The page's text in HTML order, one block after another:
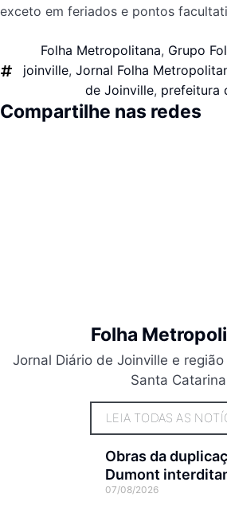
exceto em feriados e pontos
Folha Metropolitana, Grupo
joinville, Jornal Folha
de Joinville, prefeitura
Compartilhe nas redes
Folha
Jornal Diário de Joinville e
Santa Catarina
LEIA TODAS AS
Obras da
Dumont
a rua Otto Nass
07/08/2026